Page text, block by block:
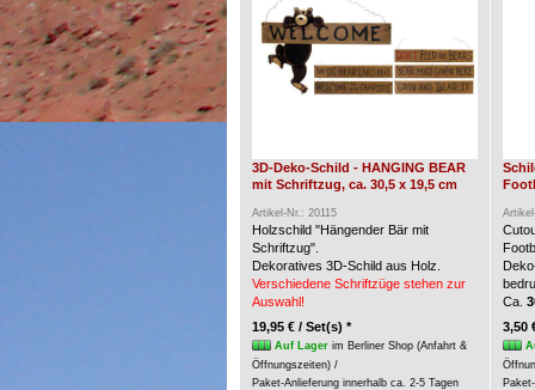
3D-Deko-Schild - HANGING BEAR
mit Schriftzug, ca. 30,5 x 19,5 cm
Artikel-Nr.: 20115
Holzschild "Hängender Bär mit
Schriftzug".
Dekoratives 3D-Schild aus Holz.
Verschiedene Schriftzüge stehen zur
Auswahl!
19,95 € / Set(s) *
Auf Lagerim Berliner Shop (Anfahrt &
Öffnungszeiten) /
Paket-Anlieferung innerhalb ca. 2-5 Tagen
Ca.
3,50